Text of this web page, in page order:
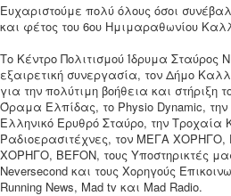
Ευχαριστούμε πολύ όλους όσοι
και φέτος του 6ου Ημιμαραθωνίου
Το Κέντρο Πολιτισμού Ίδρυμα Σταύρος
εξαιρετική συνεργασία, τον Δήμο
για την πολύτιμη βοήθεια και στήριξη
Όραμα Ελπίδας, το Physio Dynamic, την
Ελληνικό Ερυθρό Σταύρο, την Τροχαία
Ραδιοερασιτέχνες, τον ΜΕΓΑ ΧΟΡΗΓΟ,
ΧΟΡΗΓΟ, BEFON, τους Υποστηρικτές
Neversecond και τους Χορηγούς
Running News, Mad tv και Mad Radio.